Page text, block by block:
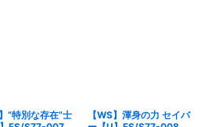
“特別な存在”士
【WS】渾身の力 セイバ